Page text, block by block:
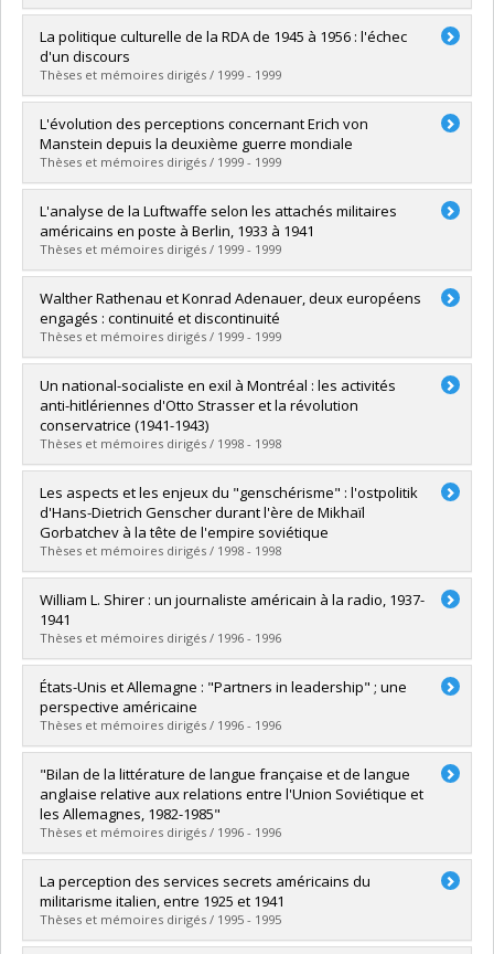
Diplômé(e) :Roussel, Stéphane
Cycle :Doctorat
Diplôme obtenu :Ph. D.
Lien vers le document dans Papyrus
La politique culturelle de la RDA de 1945 à 1956 : l'échec
d'un discours
Thèses et mémoires dirigés / 1999 - 1999
Diplômé(e) :Räkel, Marie-Élisabeth
Cycle :Doctorat
Diplôme obtenu :Ph. D.
Lien vers le document dans Papyrus
L'évolution des perceptions concernant Erich von
Manstein depuis la deuxième guerre mondiale
Thèses et mémoires dirigés / 1999 - 1999
Diplômé(e) : Sarrasin, Philippe
Cycle :Maîtrise
Diplôme obtenu :M.A.
Lien vers le document dans Papyrus
L'analyse de la Luftwaffe selon les attachés militaires
américains en poste à Berlin, 1933 à 1941
Thèses et mémoires dirigés / 1999 - 1999
Diplômé(e) :Larose, Martin
Cycle :Maîtrise
Diplôme obtenu :M.A.
Lien vers le document dans Papyrus
Walther Rathenau et Konrad Adenauer, deux européens
engagés : continuité et discontinuité
Thèses et mémoires dirigés / 1999 - 1999
Diplômé(e) :Desrosiers, Dominique
Cycle :Maîtrise
Diplôme obtenu :M.A.
Lien vers le document dans Papyrus
Un national-socialiste en exil à Montréal : les activités
anti-hitlériennes d'Otto Strasser et la révolution
conservatrice (1941-1943)
Thèses et mémoires dirigés / 1998 - 1998
Diplômé(e) :Cloutier, Joey
Cycle :Maîtrise
Diplôme obtenu :M.A.
Lien vers le document dans Papyrus
Les aspects et les enjeux du "genschérisme" : l'ostpolitik
d'Hans-Dietrich Genscher durant l'ère de Mikhaïl
Gorbatchev à la tête de l'empire soviétique
Thèses et mémoires dirigés / 1998 - 1998
Diplômé(e) :Lemay, Benoît
Cycle :
Diplôme obtenu :M.A.
Lien vers le document dans Papyrus
William L. Shirer : un journaliste américain à la radio, 1937-
1941
Thèses et mémoires dirigés / 1996 - 1996
Diplômé(e) : Bogdanov, Slavica
Cycle :Maîtrise
Diplôme obtenu :M.A.
Lien vers le document dans Papyrus
États-Unis et Allemagne : "Partners in leadership" ; une
perspective américaine
Thèses et mémoires dirigés / 1996 - 1996
Diplômé(e) :Lecomte, Jocelin
Cycle :Maîtrise
Diplôme obtenu :M.A.
Lien vers le document dans Papyrus
"Bilan de la littérature de langue française et de langue
anglaise relative aux relations entre l'Union Soviétique et
les Allemagnes, 1982-1985"
Thèses et mémoires dirigés / 1996 - 1996
Diplômé(e) :Vézina, Étienne
Cycle :Maîtrise
Diplôme obtenu :M.A.
Lien vers le document dans Papyrus
La perception des services secrets américains du
militarisme italien, entre 1925 et 1941
Thèses et mémoires dirigés / 1995 - 1995